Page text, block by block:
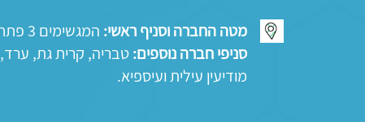
מטה החברה וסניף ראשי: המגשימים 3 פתח תקווה
סניפי חברה נוספים:טבריה, קרית גת, ערד,
מודיעין עילית ועיספיא.